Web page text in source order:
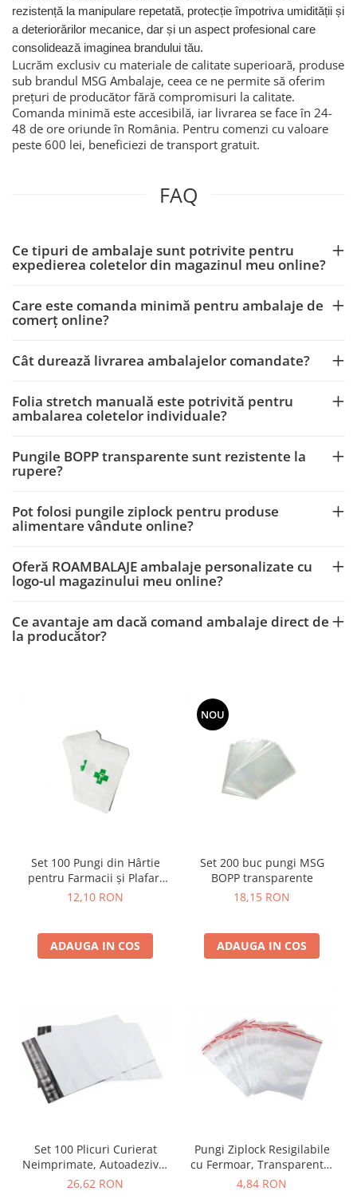
rezistență la manipulare repetată, protecție împotriva umidității și
a deteriorărilor mecanice, dar și un aspect profesional care
consolidează imaginea brandului tău.
Lucrăm exclusiv cu materiale de calitate superioară, produse
sub brandul MSG Ambalaje, ceea ce ne permite să oferim
prețuri de producător fără compromisuri la calitate.
Comanda minimă este accesibilă, iar livrarea se face în 24-
48 de ore oriunde în România. Pentru comenzi cu valoare
peste 600 lei, beneficiezi de transport gratuit.
FAQ
Ce tipuri de ambalaje sunt potrivite pentru
expedierea coletelor din magazinul meu online?
Care este comanda minimă pentru ambalaje de
comerț online?
Cât durează livrarea ambalajelor comandate?
Folia stretch manuală este potrivită pentru
ambalarea coletelor individuale?
Pungile BOPP transparente sunt rezistente la
rupere?
Pot folosi pungile ziplock pentru produse
alimentare vândute online?
Oferă ROAMBALAJE ambalaje personalizate cu
logo-ul magazinului meu online?
Ce avantaje am dacă comand ambalaje direct de
la producător?
Set 100 Pungi din Hârtie
pentru Farmacii și Plafar,
Albe, Rezistente
12,10 RON
ADAUGA IN COS
NOU
Set 200 buc pungi MSG
BOPP transparente
18,15 RON
ADAUGA IN COS
Set 100 Plicuri Curierat
Neimprimate, Autoadezive,
PE Opac
26,62 RON
Pungi Ziplock Resigilabile
cu Fermoar, Transparente,
100 buc
4,84 RON